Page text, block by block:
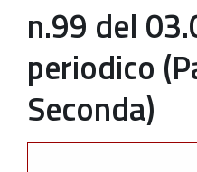
n.99 del
periodico
Seconda)